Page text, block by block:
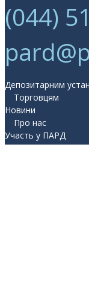
(044)
Депозитарним
Торговцям
Новини
Про нас
Участь у ПАРД
Прес-центр